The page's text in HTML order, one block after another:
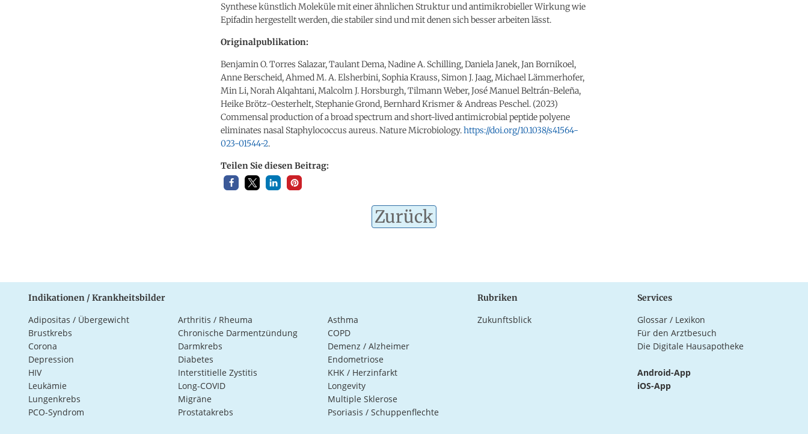
Synthese künstlich Moleküle mit einer ähnlichen Struktur und antimikrobieller Wirkung wie
Epifadin hergestellt werden, die stabiler sind und mit denen sich besser arbeiten lässt.
Originalpublikation:
Benjamin O. Torres Salazar, Taulant Dema, Nadine A. Schilling, Daniela Janek, Jan Bornikoel,
Anne Berscheid, Ahmed M. A. Elsherbini, Sophia Krauss, Simon J. Jaag, Michael Lämmerhofer,
Min Li, Norah Alqahtani, Malcolm J. Horsburgh, Tilmann Weber, José Manuel Beltrán-Beleña,
Heike Brötz-Oesterhelt, Stephanie Grond, Bernhard Krismer & Andreas Peschel. (2023)
Commensal production of a broad spectrum and short-lived antimicrobial peptide polyene
eliminates nasal Staphylococcus aureus. Nature Microbiology.https://doi.org/10.1038/s41564-
023-01544-2.
Teilen Sie diesen Beitrag:
Zurück
Indikationen / Krankheitsbilder
Adipositas / Übergewicht Arthritis / Rheuma
Asthma
Brustkrebs
Chronische Darmentzündung
COPD
Corona
Darmkrebs
Demenz / Alzheimer
Depression
Diabetes
Endometriose
HIV
Interstitielle Zystitis
KHK / Herzinfarkt
Leukämie
Long-COVID
Longevity
Lungenkrebs
Migräne
Multiple Sklerose
PCO-Syndrom
Prostatakrebs Psoriasis / Schuppenflechte
Rubriken
Zukunftsblick
Services
Glossar / Lexikon
Für den Arztbesuch
Die Digitale Hausapotheke
Android-App
iOS-App